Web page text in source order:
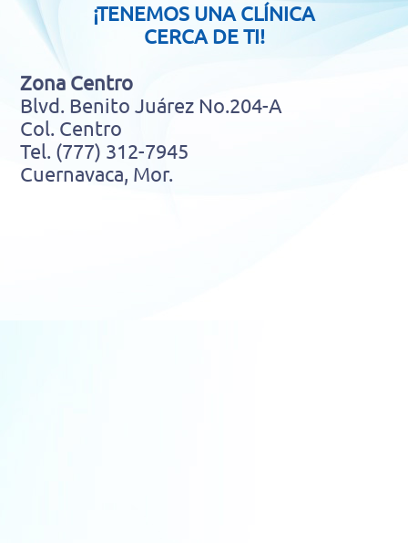
¡TENEMOS UNA CLÍNICA
CERCA DE TI!
Zona Centro
Blvd. Benito Juárez No.204-A
Col. Centro
Tel. (777) 312-7945
Cuernavaca, Mor.